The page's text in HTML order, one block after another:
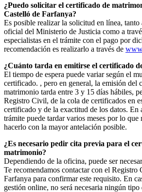
¿Puedo solicitar el certificado de
Castelló de Farfanya?
Es posible realizar la solicitud en línea, tanto
oficial del Ministerio de Justicia como a
especialistas en el trámite con el pago por
recomendación es realizarlo a través de
¿Cuánto tarda en emitirse el certificado
El tiempo de espera puede variar según el
certificado. , pero en general, la emisión del
matrimonio tarda entre 3 y 15 días hábiles,
Registro Civil, de la cola de certificados en
certificado y de la exactitud de los datos. En
trámite puede tardar varios meses por lo que
hacerlo con la mayor antelación posible.
¿Es necesario pedir cita previa para el
matrimonio?
Dependiendo de la oficina, puede ser
Te recomendamos contactar con el Registro
Farfanya para confirmar este requisito. En
gestión online, no será necesaria ningún tipo